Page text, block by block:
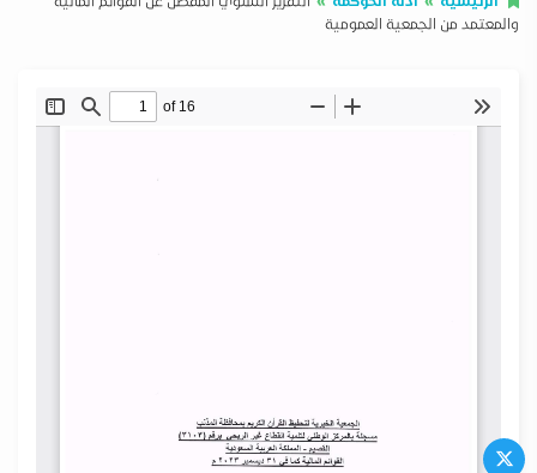
والمعتمد من الجمعية العمومية